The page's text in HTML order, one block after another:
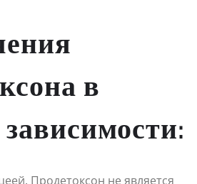
в
Продетоксон не является